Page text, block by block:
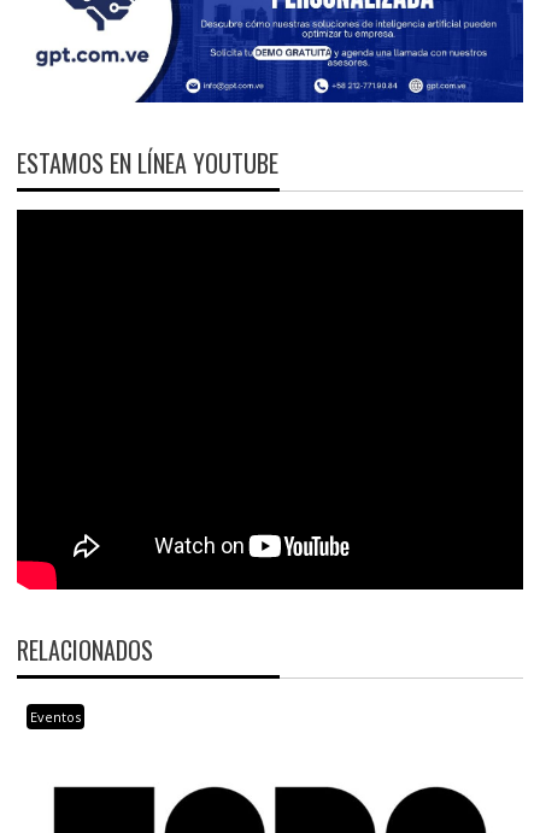
ESTAMOS EN LÍNEA YOUTUBE
RELACIONADOS
Eventos